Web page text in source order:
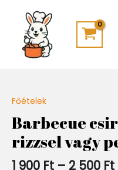
content
Főételek
Barbecue
rizzsel vagy
1 900 Ft – 2 500 Ft